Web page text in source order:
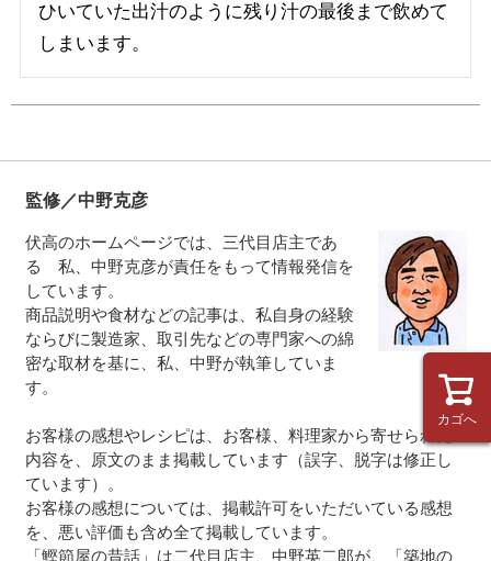
ひいていた出汁のように残り汁の最後まで飲めて
しまいます。
監修／中野克彦
伏高のホームページでは、三代目店主であ
る 私、中野克彦が責任をもって情報発信を
しています。
商品説明や食材などの記事は、私自身の経験
ならびに製造家、取引先などの専門家への綿
密な取材を基に、私、中野が執筆していま
す。
お客様の感想やレシピは、お客様、料理家から寄せられた
内容を、原文のまま掲載しています（誤字、脱字は修正し
ています）。
お客様の感想については、掲載許可をいただいている感想
を、悪い評価も含め全て掲載しています。
「鰹節屋の昔話」は二代目店主、中野英二郎が、「築地の
カゴへ